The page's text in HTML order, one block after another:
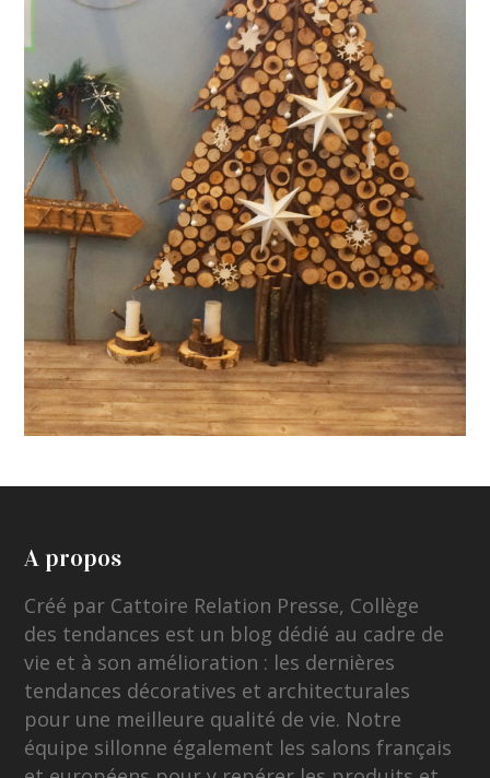
A propos
Créé par Cattoire Relation Presse, Collège
des tendances est un blog dédié au cadre de
vie et à son amélioration : les dernières
tendances décoratives et architecturales
pour une meilleure qualité de vie. Notre
équipe sillonne également les salons français